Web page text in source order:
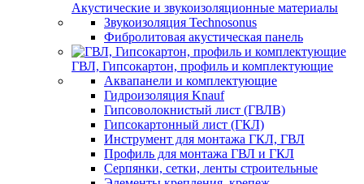
Акустические и звукоизоляционные материалы
Звукоизоляция Technosonus
Фибролитовая акустическая панель
ГВЛ, Гипсокартон, профиль и комплектующие
Аквапанели и комплектующие
Гидроизоляция Knauf
Гипсоволокнистый лист (ГВЛВ)
Гипсокартонный лист (ГКЛ)
Инструмент для монтажа ГКЛ, ГВЛ
Профиль для монтажа ГВЛ и ГКЛ
Серпянки, сетки, ленты строительные